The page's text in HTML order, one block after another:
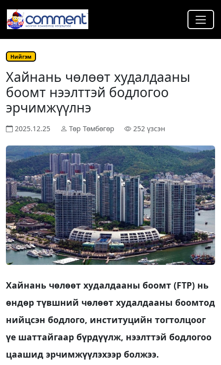
Нийгэм
Хайнань чөлөөт худалдааны
боомт нээлттэй бодлогоо
эрчимжүүлнэ
2025.12.25 Төр Төмбөгөр 252 үзсэн
Хайнань чөлөөт худалдааны боомт (FTP) нь
өндөр түвшний чөлөөт худалдааны боомтод
нийцсэн бодлого, институцийн тогтолцоог
үе шаттайгаар бүрдүүлж, нээлттэй бодлогоо
цаашид эрчимжүүлэхээр болжээ.